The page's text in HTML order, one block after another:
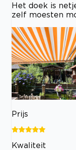
Het doek is
zelf moesten
Prijs
Kwaliteit